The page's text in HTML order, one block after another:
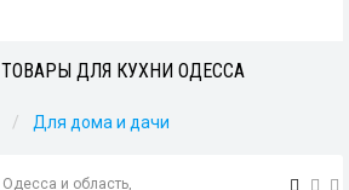
ДЛЯ КУХНИ ОДЕССА
Для дома и дачи
Одесса и область,